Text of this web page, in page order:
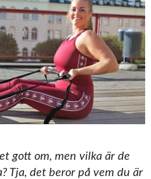
gott om, men vilka är de
Tja, det beror på vem du är